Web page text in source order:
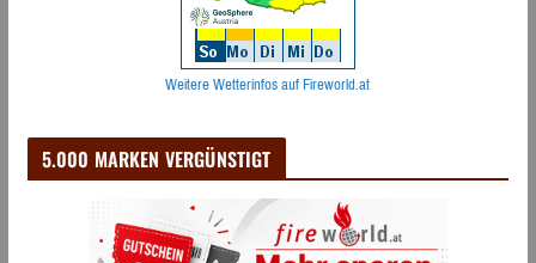
Weitere Wetterinfos auf Fireworld.at
5.000 MARKEN VERGÜNSTIGT